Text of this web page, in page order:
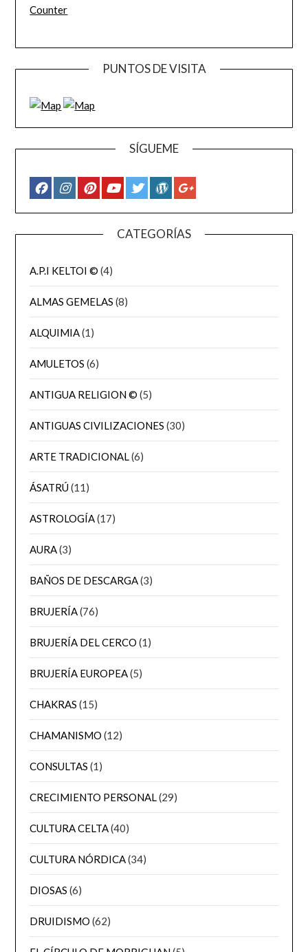
Counter
PUNTOS DE VISITA
SÍGUEME
CATEGORÍAS
A.P.I KELTOI © (4)
ALMAS GEMELAS (8)
ALQUIMIA(1)
AMULETOS (6)
ANTIGUA RELIGION © (5)
ANTIGUAS CIVILIZACIONES (30)
ARTE TRADICIONAL(6)
ÁSATRÚ(11)
ASTROLOGÍA(17)
AURA(3)
BAÑOS DE DESCARGA(3)
BRUJERÍA(76)
BRUJERÍA DEL CERCO (1)
BRUJERÍA EUROPEA(5)
CHAKRAS (15)
CHAMANISMO (12)
CONSULTAS (1)
CRECIMIENTO PERSONAL(29)
CULTURA CELTA(40)
CULTURA NÓRDICA(34)
DIOSAS (6)
DRUIDISMO (62)